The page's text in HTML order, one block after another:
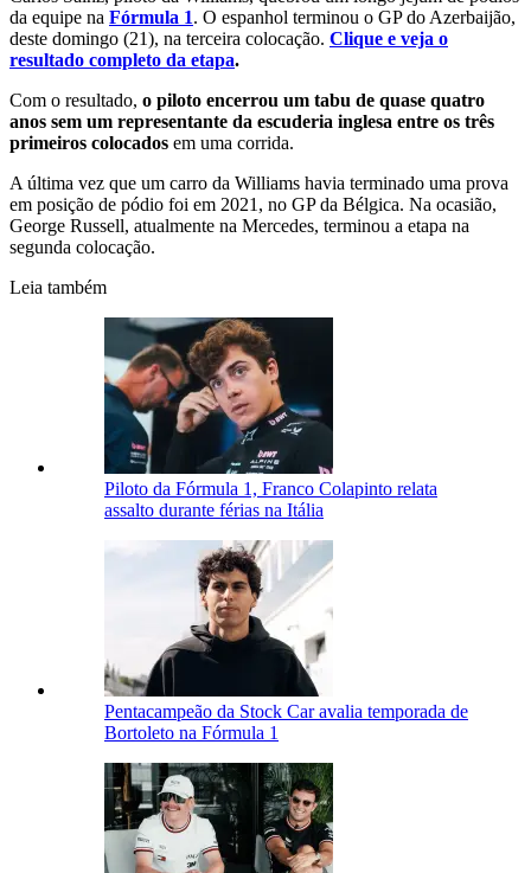
da equipe na Fórmula 1. O espanhol terminou o GP do Azerbaijão,
deste domingo (21), na terceira colocação. Clique e veja o
resultado completo da etapa.
Com o resultado, o piloto encerrou um tabu de quase quatro
anos sem um representante da escuderia inglesa entre os três
primeiros colocados em uma corrida.
A última vez que um carro da Williams havia terminado uma prova
em posição de pódio foi em 2021, no GP da Bélgica. Na ocasião,
George Russell, atualmente na Mercedes, terminou a etapa na
segunda colocação.
Leia também
Piloto da Fórmula 1, Franco Colapinto relata
assalto durante férias na Itália
Pentacampeão da Stock Car avalia temporada de
Bortoleto na Fórmula 1